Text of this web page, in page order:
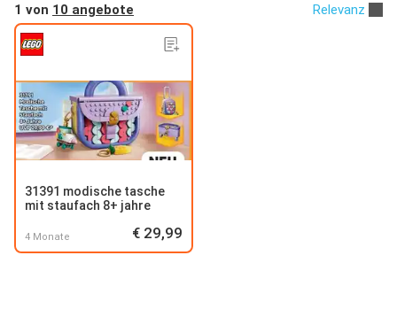
1 von 10 angebote Relevanz
31391 modische tasche
mit staufach 8+ jahre
4 Monate € 29,99